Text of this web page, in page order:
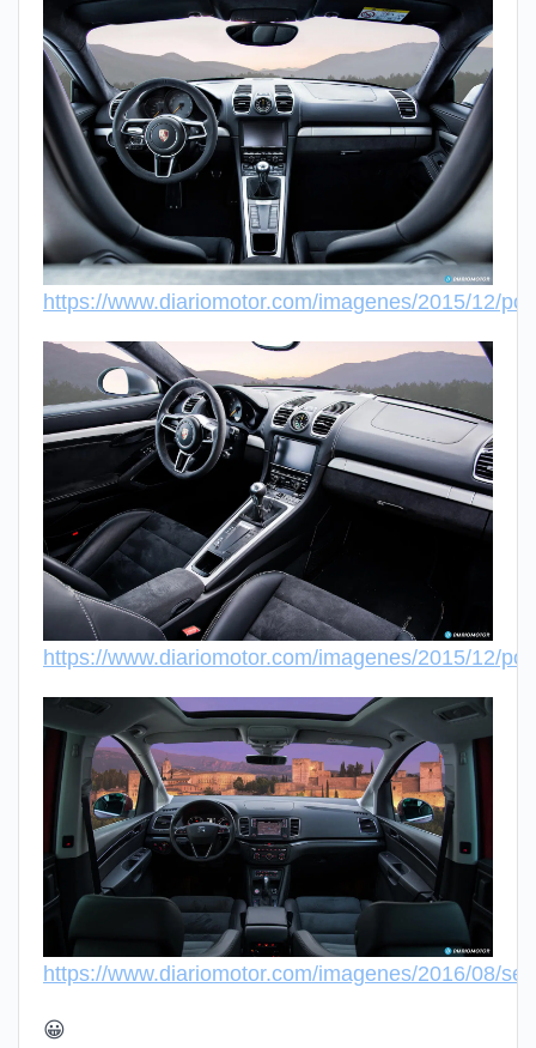
https://www.diariomotor.com/imagenes/2015/12/
https://www.diariomotor.com/imagenes/2015/12/
https://www.diariomotor.com/imagenes/2016/08/
😀